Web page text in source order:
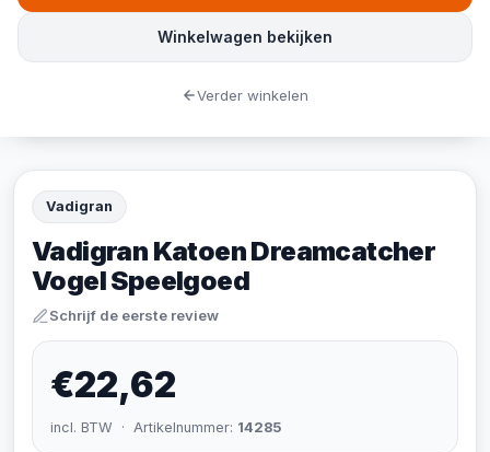
Vadigran
Vadigran Katoen Dreamcatcher
Vogel Speelgoed
Schrijf de eerste review
€22,62
incl. BTW · Artikelnummer: 14285
Winkelwagen bekijken
Verder winkelen